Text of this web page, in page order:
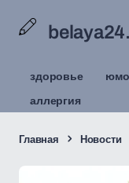
здоровье
аллергия
Главная Новости